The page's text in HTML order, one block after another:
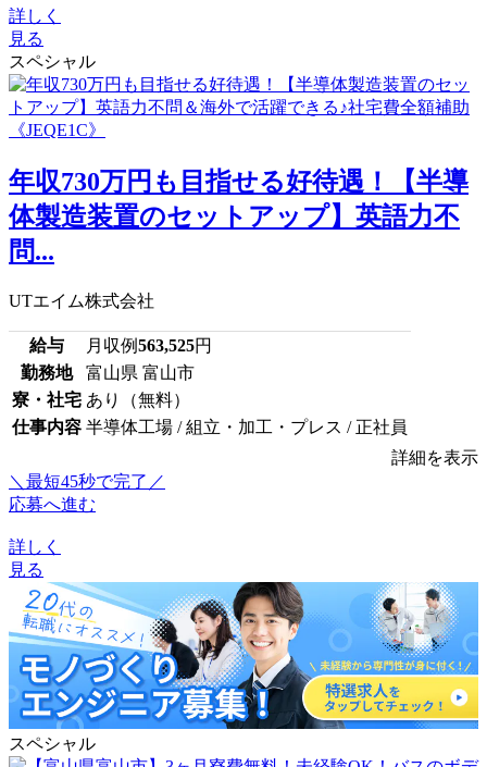
詳しく
見る
スペシャル
年収730万円も目指せる好待遇！【半導
体製造装置のセットアップ】英語力不
問...
UTエイム株式会社
給与 月収例563,525円
勤務地
富山県 富山市
寮・社宅 あり（無料）
仕事内容 半導体工場 / 組立・加工・プレス / 正社員
詳細を表示
＼最短45秒で完了／
応募へ進む
詳しく
見る
スペシャル